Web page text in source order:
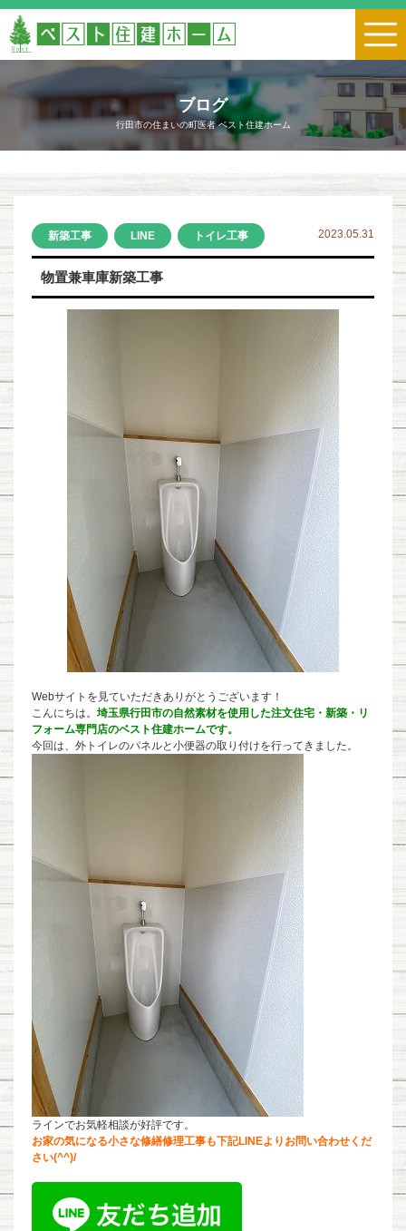
ブログ
行田市の住まいの町医者 ベスト住建ホーム
新築工事 LINE トイレ工事 2023.05.31
物置兼車庫新築工事
Webサイトを見ていただきありがとうございます！
こんにちは。 埼玉県行田市の自然素材を使用した注文住宅・新築・リ
フォーム専門店のベスト住建ホームです。
今回は、外トイレのパネルと小便器の取り付けを行ってきました。
ラインでお気軽相談が好評です。
お家の気になる小さな修繕修理工事も下記LINEよりお問い合わせくだ
さい(^^)/